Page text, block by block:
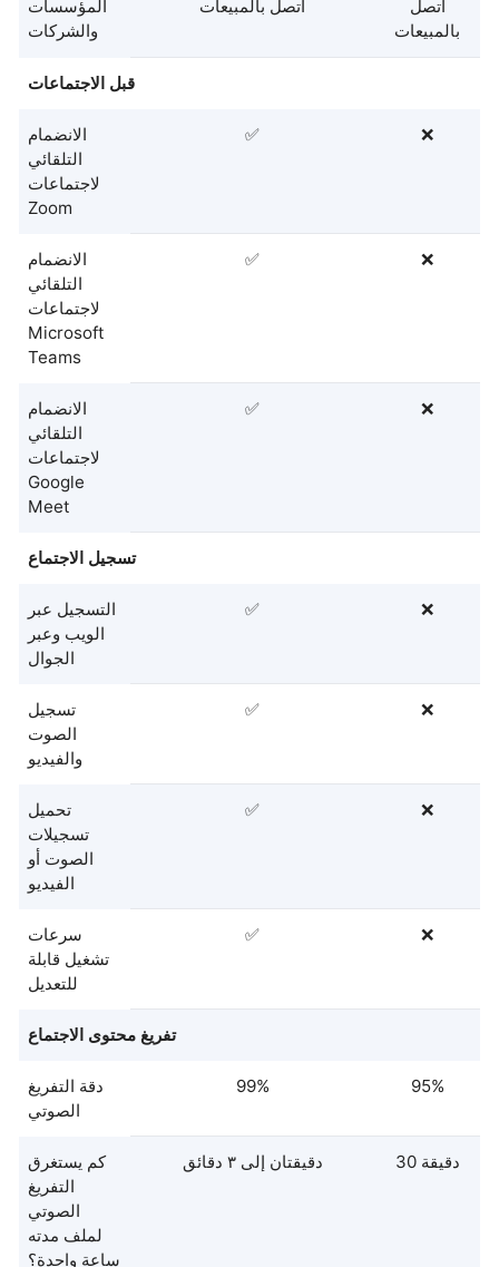
المؤسسات
والشركات
اتصل بالمبيعات
اتصل
بالمبيعات
قبل الاجتماعات
الانضمام
التلقائي
لاجتماعات
Zoom
✅ ❌
الانضمام
التلقائي
لاجتماعات
Microsoft
Teams
✅ ❌
الانضمام
التلقائي
لاجتماعات
Google
Meet
✅ ❌
تسجيل الاجتماع
التسجيل عبر
الويب وعبر
الجوال
✅ ❌
تسجيل
الصوت
والفيديو
✅ ❌
تحميل
تسجيلات
الصوت أو
الفيديو
✅ ❌
سرعات
تشغيل قابلة
للتعديل
✅ ❌
تفريغ محتوى الاجتماع
دقة التفريغ
الصوتي
99% 95%
كم يستغرق
التفريغ
الصوتي
لملف مدته
ساعة واحدة؟
دقيقتان إلى ٣ دقائق 30 دقيقة